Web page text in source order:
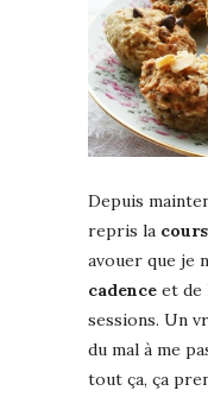
Depuis
repris la
avouer que je
cadence et de
sessions. Un
du mal à me
tout ça, ça